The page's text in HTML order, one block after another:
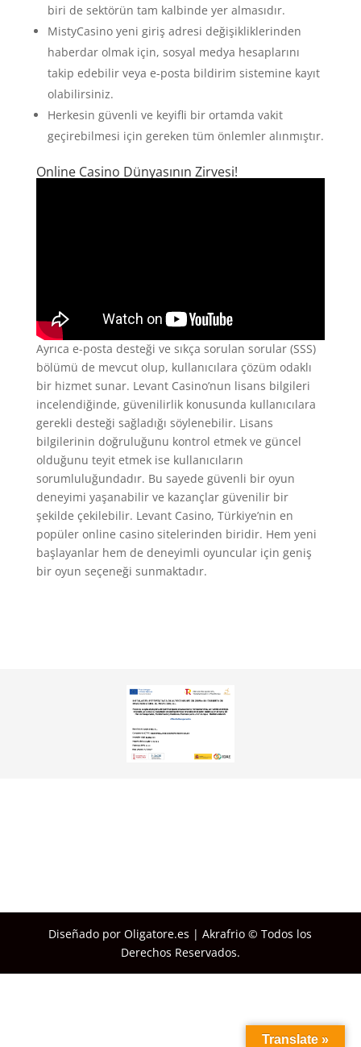
biri de sektörün tam kalbinde yer almasıdır.
MistyCasino yeni giriş adresi değişikliklerinden
haberdar olmak için, sosyal medya hesaplarını
takip edebilir veya e-posta bildirim sistemine kayıt
olabilirsiniz.
Herkesin güvenli ve keyifli bir ortamda vakit
geçirebilmesi için gereken tüm önlemler alınmıştır.
Online Casino Dünyasının Zirvesi!
Ayrıca e-posta desteği ve sıkça sorulan sorular (SSS)
bölümü de mevcut olup, kullanıcılara çözüm odaklı
bir hizmet sunar. Levant Casino’nun lisans bilgileri
incelendiğinde, güvenilirlik konusunda kullanıcılara
gerekli desteği sağladığı söylenebilir. Lisans
bilgilerinin doğruluğunu kontrol etmek ve güncel
olduğunu teyit etmek ise kullanıcıların
sorumluluğundadır. Bu sayede güvenli bir oyun
deneyimi yaşanabilir ve kazançlar güvenilir bir
şekilde çekilebilir. Levant Casino, Türkiye’nin en
popüler online casino sitelerinden biridir. Hem yeni
başlayanlar hem de deneyimli oyuncular için geniş
bir oyun seçeneği sunmaktadır.
Diseñado por Oligatore.es | Akrafrio © Todos los
Derechos Reservados.
Translate »